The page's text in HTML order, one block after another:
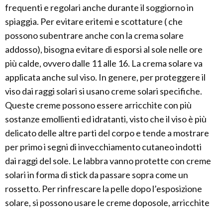
frequenti e regolari anche durante il soggiorno in
spiaggia. Per evitare eritemi e scottature ( che
possono subentrare anche con la crema solare
addosso), bisogna evitare di esporsi al sole nelle ore
più calde, ovvero dalle 11 alle 16. La crema solare va
applicata anche sul viso. In genere, per proteggere il
viso dai raggi solari si usano creme solari specifiche.
Queste creme possono essere arricchite con più
sostanze emollienti ed idratanti, visto che il viso è più
delicato delle altre parti del corpo e tende a mostrare
per primo i segni di invecchiamento cutaneo indotti
dai raggi del sole. Le labbra vanno protette con creme
solari in forma di stick da passare sopra come un
rossetto. Per rinfrescare la pelle dopo l’esposizione
solare, si possono usare le creme doposole, arricchite